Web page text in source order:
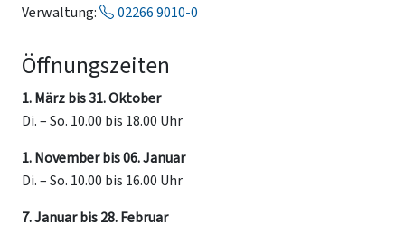
Verwaltung:
02266 9010-0
Öffnungszeiten
1. März bis 31. Oktober
Di. – So. 10.00 bis 18.00 Uhr
1. November bis 06. Januar
Di. – So. 10.00 bis 16.00 Uhr
7. Januar bis 28. Februar